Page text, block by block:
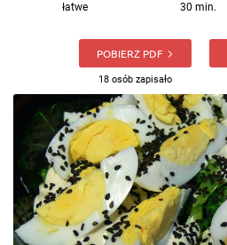
łatwe 30 min.
POBIERZ PDF
18 osób zapisało